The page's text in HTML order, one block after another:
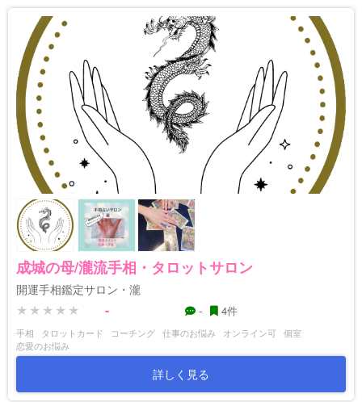
成城の母/瀧流手相・タロットサロン
開運手相鑑定サロン・瀧
- - 4件
手相 タロットカード コーチング 仕事のお悩み オンライン可
個室
恋愛のお悩み
詳しく見る